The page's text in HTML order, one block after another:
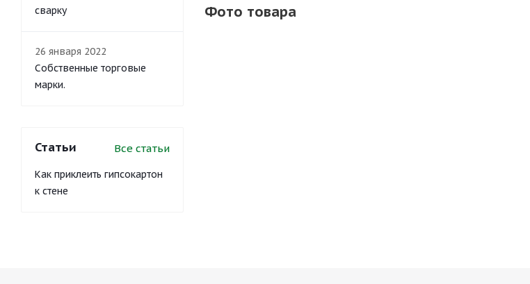
Фото товара
сварку
26 января 2022
Собственные торговые
марки.
Статьи Все статьи
Как приклеить гипсокартон
к стене